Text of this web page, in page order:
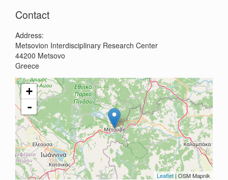
Contact
Address:
Metsovion Interdisciplinary Research Center
44200 Metsovo
Greece
+
-
Leaflet | OSM Mapnik